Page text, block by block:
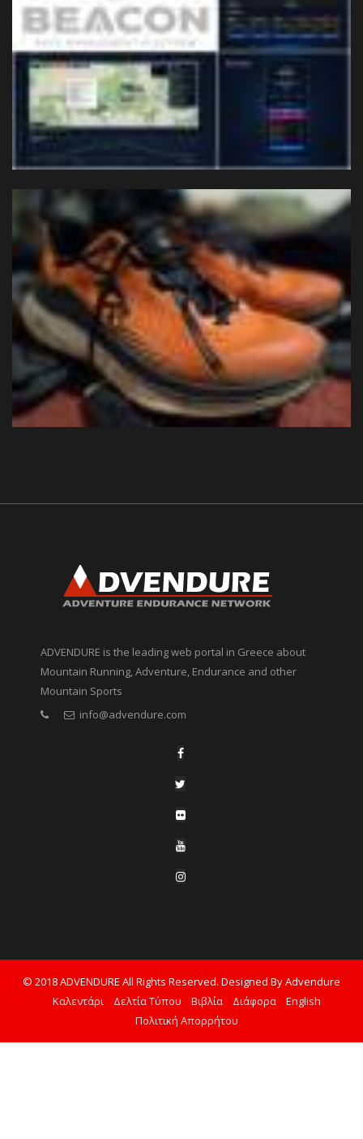
ADVENDURE is the leading web portal in Greece about
Mountain Running, Adventure, Endurance and other
Mountain Sports
info@advendure.com
© 2018 ADVENDURE All Rights Reserved. Designed By Advendure
Καλεντάρι
Δελτία Τύπου Βιβλία Διάφορα
English
Πολιτική Απορρήτου